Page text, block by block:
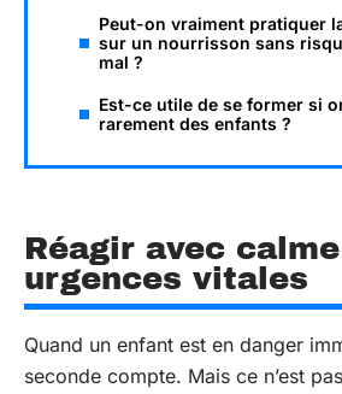
Peut-on vraiment pratiquer
sur un nourrisson sans
mal ?
Est-ce utile de se former si
rarement des enfants ?
Réagir avec
urgences vitales
Quand un enfant est en danger
seconde compte. Mais ce n’est